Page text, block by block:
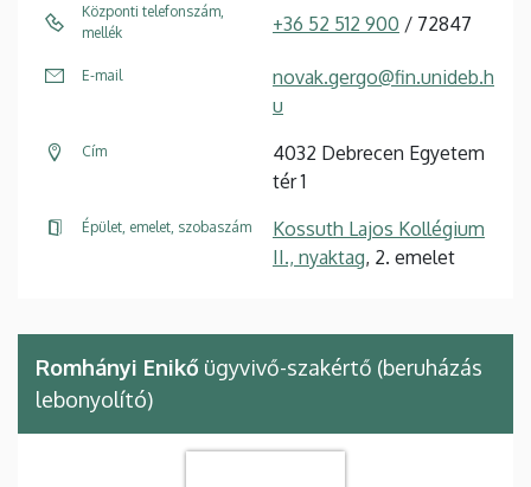
Központi telefonszám,
mellék
+36 52 512 900 / 72847
E-mail
novak.gergo@fin.unideb.h
u
Cím
4032 Debrecen Egyetem
tér 1
Épület, emelet, szobaszám
Kossuth Lajos Kollégium
II., nyaktag, 2. emelet
Romhányi Enikő ügyvivő-szakértő (beruházás
lebonyolító)